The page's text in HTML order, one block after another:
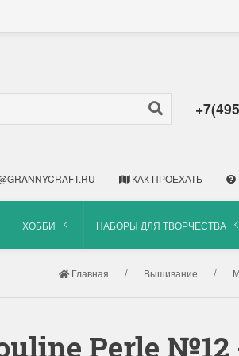
КАК ПРОЕХАТЬ
ХОББИ НАБОРЫ ДЛЯ ТВОРЧЕСТВА
Главная Вышивание
Perle